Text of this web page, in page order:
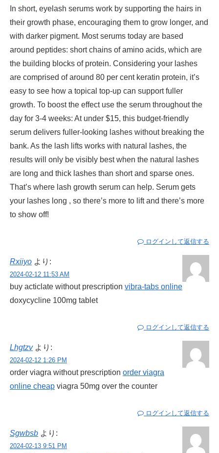
In short, eyelash serums work by supporting the hairs in
their growth phase, encouraging them to grow longer, and
with darker pigment. Most serums today are based
around peptides: short chains of amino acids, which are
the building blocks of protein. Considering your lashes
are comprised of around 80 per cent keratin protein, it’s
easy to see how a topical top-up can support fuller
growth. To boost the effect use the serum throughout the
day for 3-4 weeks: At under $15, this budget-friendly
serum delivers fuller-looking lashes without breaking the
bank. As the lash lifts works with natural lashes, the
results will only be visibly best when the natural lashes
are long and thick lashes than short and sparse ones.
That’s where lash growth serum can help. Serum gets
your lashes long , so there’s more to lift and there’s more
to show off!
ログインして返信する
Rxiiyo より:
2024-02-12 11:53 AM
buy acticlate without prescription vibra-tabs online
doxycycline 100mg tablet
ログインして返信する
Lhgtzv より:
2024-02-12 1:26 PM
order viagra without prescription order viagra
online cheap viagra 50mg over the counter
ログインして返信する
Sgwbsb より:
2024-02-13 9:51 PM